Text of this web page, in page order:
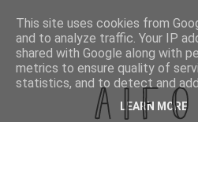
This site uses cookies from
and to analyze traffic. Your IP
shared with Google along with
metrics to ensure quality of
statistics, and to detect and
LEARN MORE